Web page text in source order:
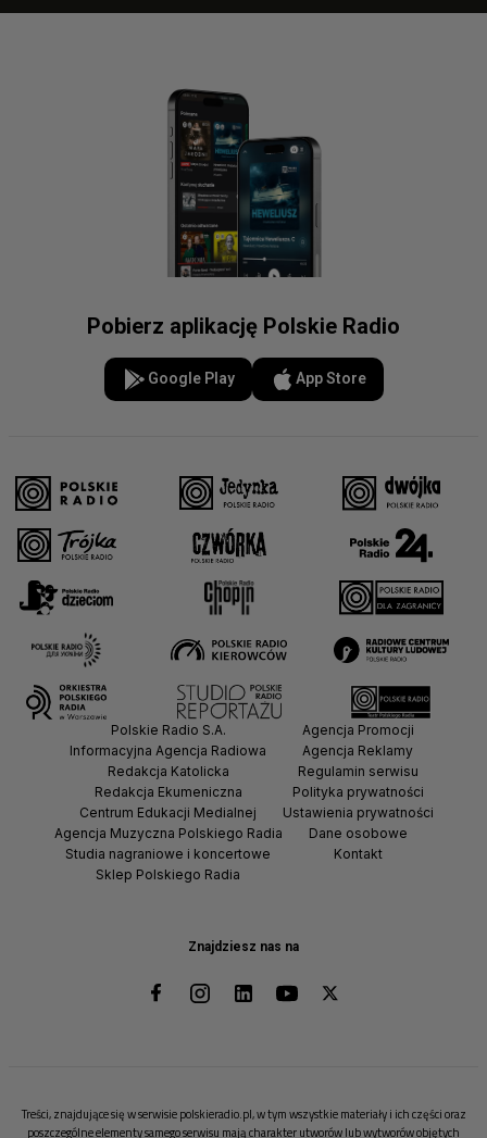
Pobierz aplikację Polskie Radio
Google Play App Store
Znajdziesz nas na
Polskie Radio S.A.
Informacyjna Agencja Radiowa
Redakcja Katolicka
Redakcja Ekumeniczna
Centrum Edukacji Medialnej
Agencja Muzyczna Polskiego Radia
Studia nagraniowe i koncertowe
Sklep Polskiego Radia
Agencja Promocji
Agencja Reklamy
Regulamin serwisu
Polityka prywatności
Ustawienia prywatności
Dane osobowe
Kontakt
Treści, znajdujące się w serwisie polskieradio.pl, w tym wszystkie materiały i ich części oraz
poszczególne elementy samego serwisu mają charakter utworów lub wytworów objętych